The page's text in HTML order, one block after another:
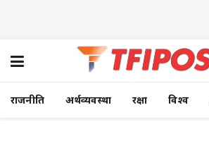
राजनीति अर्थव्यवस्था रक्षा विश्व